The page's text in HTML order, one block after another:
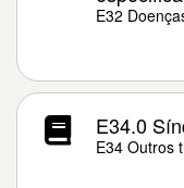
E32
E34.0
E34 Outros